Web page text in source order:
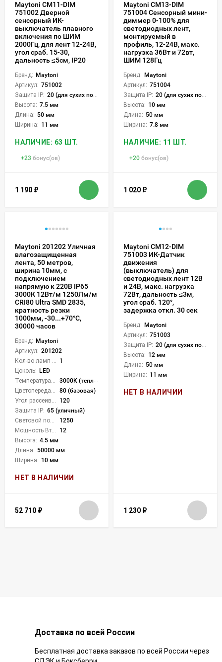
Maytoni CM11-DIM
751002 Дверной
сенсорный ИК-
выключатель плавного
включения по ШИМ
2000Гц, для лент 12-24В,
угол сраб. 15-30,
дальность ≤5см, IP20
Бренд: Maytoni
Артикул: 751002
Защита IP: 20 (для сухих пом.)
Высота: 7.5 мм
Длина: 50 мм
Ширина: 11 мм
НАЛИЧИЕ: 63 ШТ.
+23 бонус(ов)
1 190 ₽
Maytoni CM13-DIM
751004 Сенсорный мини-
диммер 0-100% для
светодиодных лент,
монтируемый в
профиль, 12-24В, макс.
нагрузка 36Вт и 72вт,
ШИМ 128Гц
Бренд: Maytoni
Артикул: 751004
Защита IP: 20 (для сухих пом.)
Высота: 10 мм
Длина: 50 мм
Ширина: 7.8 мм
НАЛИЧИЕ: 11 ШТ.
+20 бонус(ов)
1 020 ₽
Maytoni 201202 Уличная
влагозащищенная
лента, 50 метров,
ширина 10мм, с
подключением
напрямую к 220В IP65
3000К 12Вт/м 1250Лм/м
CRI80 Ultra SMD 2835,
кратность резки
1000мм, -30...+70°С,
30000 часов
Бренд: Maytoni
Артикул: 201202
Кол-во ламп или LED: 1
Цоколь: LED
Температура света:
3000K (теплый)
Цветопередача (CRI):
80 (базовая)
Угол рассеивания света °:
120
Защита IP: 65 (уличный)
Световой поток Лм/м:
1250
Мощность Вт/м:
12
Высота: 4.5 мм
Длина: 50000 мм
Ширина: 10 мм
НЕТ В НАЛИЧИИ
52 710 ₽
Maytoni CM12-DIM
751003 ИК-Датчик
движения
(выключатель) для
светодиодных лент 12В
и 24В, макс. нагрузка
72Вт, дальность ≤3м,
угол сраб. 120°,
задержка откл. 30 сек
Бренд: Maytoni
Артикул: 751003
Защита IP: 20 (для сухих пом.)
Высота: 12 мм
Длина: 50 мм
Ширина: 11 мм
НЕТ В НАЛИЧИИ
1 230 ₽
Доставка по всей России
Бесплатная доставка заказов по всей России через